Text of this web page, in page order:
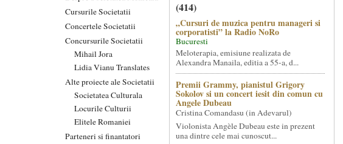
Cursurile Societatii
Concertele Societatii
Concursurile Societatii
Mihail Jora
Lidia Vianu Translates
Alte proiecte ale Societatii
Societatea Culturala
Locurile Culturii
Elitele Romaniei
Parteneri si finantatori
(414)
„Cursuri de muzica pentru manageri si
corporatisti” la Radio NoRo
Bucuresti
Meloterapia, emisiune realizata de
Alexandra Manaila, editia a 55-a, d...
Premii Grammy, pianistul Grigory
Sokolov si un concert iesit din comun cu
Angele Dubeau
Cristina Comandasu (in Adevarul)
Violonista Angèle Dubeau este in prezent
una dintre cele mai cunoscut...